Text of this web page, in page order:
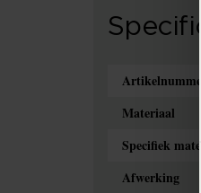
Artikelnummer
Materiaal
Specifiek
Afwerking